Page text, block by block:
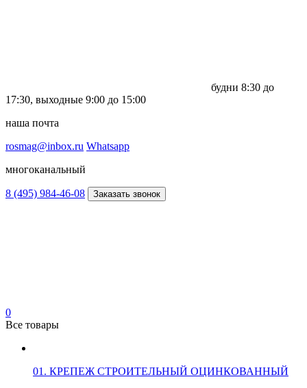
будни 8:30 до
17:30, выходные 9:00 до 15:00
наша почта
rosmag@inbox.ru Whatsapp
многоканальный
8 (495) 984-46-08 Заказать звонок
0
Все товары
01. КРЕПЕЖ СТРОИТЕЛЬНЫЙ ОЦИНКОВАННЫЙ